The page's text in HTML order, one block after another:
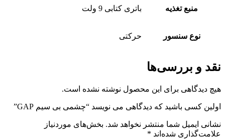
منبع تغذیه باتری کتابی 9 ولت
نوع سنسور حرکتی
نقد و بررسی‌ها
هیچ دیدگاهی برای این محصول نوشته نشده است.
اولین کسی باشید که دیدگاهی می نویسد “چشمی بی سیم GAP”
نشانی ایمیل شما منتشر نخواهد شد. بخش‌های موردنیاز
علامت‌گذاری شده‌اند *